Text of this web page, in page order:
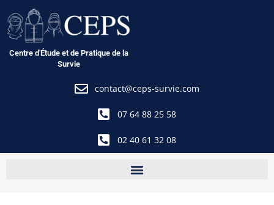
au
contenu
Centre d'Étude et de Pratique de la
Survie
contact@ceps-survie.com
07 64 88 25 58
02 40 61 32 08